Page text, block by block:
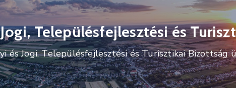
Településfejlesztési és
és Jogi, Településfejlesztési és Turisztikai Bizottság